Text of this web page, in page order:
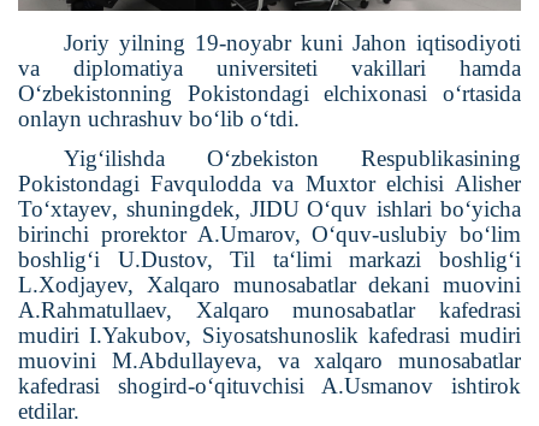
Joriy yilning 19-noyabr kuni Jahon iqtisodiyoti
va diplomatiya universiteti vakillari hamda
O‘zbekistonning Pokistondagi elchixonasi o‘rtasida
onlayn uchrashuv bo‘lib o‘tdi.
Yig‘ilishda O‘zbekiston
Respublikasining
Pokistondagi Favqulodda va Muxtor elchisi Alisher
To‘xtayev,shuningdek, JIDU O‘quv ishlari bo‘yicha
birinchi prorektor A.Umarov, O‘quv-uslubiy bo‘lim
boshlig‘i U.Dustov, Til ta‘limi markazi boshlig‘i
L.Xodjayev, Xalqaro munosabatlar dekani muovini
A.Rahmatullaev, Xalqaro munosabatlar kafedrasi
mudiri I.Yakubov, Siyosatshunoslik kafedrasi mudiri
muovini M.Abdullayeva, va xalqaro munosabatlar
kafedrasi shogird-o‘qituvchisi A.Usmanov ishtirok
etdilar.